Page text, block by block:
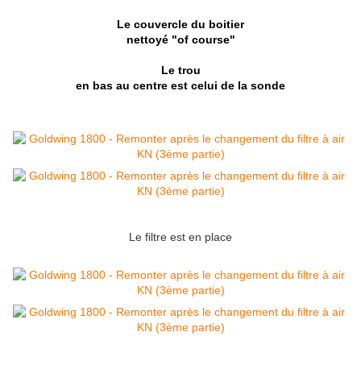
Le couvercle du boitier
nettoyé "of course"
Le trou
en bas au centre est celui de la sonde
Le filtre est en place